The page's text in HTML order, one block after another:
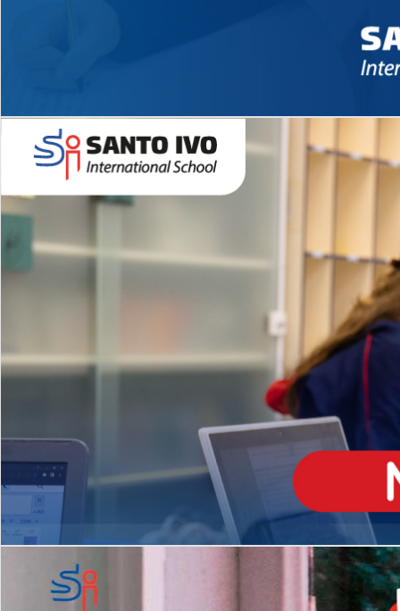
Novidades 2026 High School
Matrículas Abertas 2026
EDUCAÇÃO INFANTIL
Inglês todos os dias
MÉDIO
igh School
Dupla Diplomação
2º AO 5º ANO FUNDAMENTAL